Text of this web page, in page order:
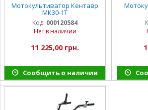
Мотокультиватор Кентавр
МК30-1Т
Код: 000120584
Нет в наличии
11 225,00 грн.
Сообщить о наличии